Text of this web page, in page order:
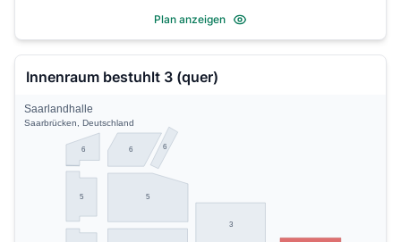
Plan anzeigen
Innenraum bestuhlt 3 (quer)
5
5
6
6 6
3
Saarlandhalle
Saarbrücken, Deutschland